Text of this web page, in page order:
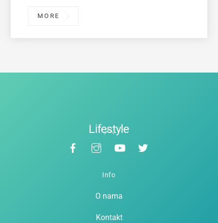
MORE
Back
To
Lifestyle
FacebookInstagramYouTube
Info
O nama
Kontakt